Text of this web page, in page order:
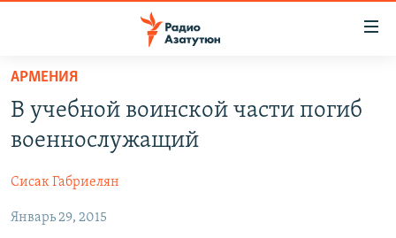
Перейти
основному
содержанию
навигации
ГЛАВНАЯ
НОВОСТИ
ОБЩЕСТВО
ЭКОНОМИКА
АРМЕНИЯ
В учебной воинской части погиб
военнослужащий
Сисак Габриелян
Январь 29, 2015